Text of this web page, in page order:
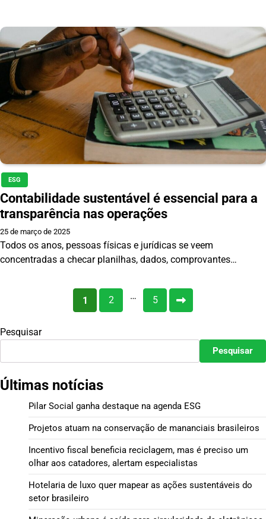
ESG
Contabilidade sustentável é essencial para a
transparência nas operações
25 de março de 2025
Todos os anos, pessoas físicas e jurídicas se veem
concentradas a checar planilhas, dados, comprovantes…
posts
1 2 … 5
Pesquisar
Pesquisar
Últimas notícias
Pilar Social ganha destaque na agenda ESG
Projetos atuam na conservação de mananciais brasileiros
Incentivo fiscal beneficia reciclagem, mas é preciso um
olhar aos catadores, alertam especialistas
Hotelaria de luxo quer mapear as ações sustentáveis do
setor brasileiro